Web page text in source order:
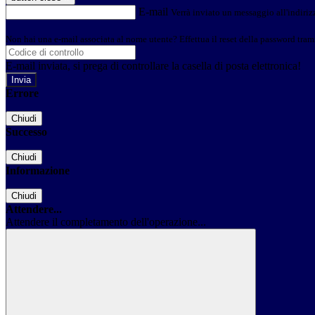
E-mail Verrà inviato un messaggio
Non hai una e-mail associata al nome utente? Effettua il reset della password
E-mail inviata, si prega di controllare la casella di posta elettronica!
Errore
Chiudi
Successo
Chiudi
Informazione
Chiudi
Attendere...
Attendere il completamento dell'operazione...